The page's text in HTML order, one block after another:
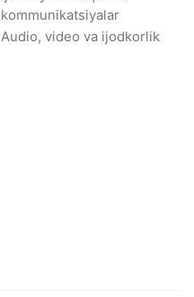
kommunikatsiyalar
Audio, video va ijodkorlik